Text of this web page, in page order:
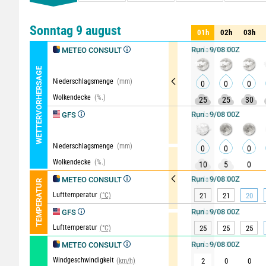
Komparator Detaillierte
Sonntag 9 august
WETTERVORHERSAGE
METEO CONSULT
Niederschlagsmenge (mm)
Wolkendecke (%.)
GFS
Niederschlagsmenge (mm)
Wolkendecke (%.)
TEMPERATUR METEO CONSULT
Lufttemperatur (°C)
GFS
Lufttemperatur (°C)
METEO CONSULT
Windgeschwindigkeit (km/h)
01h 02h 03h
01h 02h 03h
Run : 9/08 00Z
0 0 0
25
25 30
Run : 9/08 00Z
0 0 0
10
5 0
Run : 9/08 00Z
21
21 20
Run : 9/08 00Z
25
25 25
Run : 9/08 00Z
2
0 0